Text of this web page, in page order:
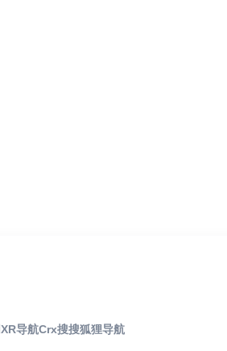
XR导航Crx搜搜狐狸导航